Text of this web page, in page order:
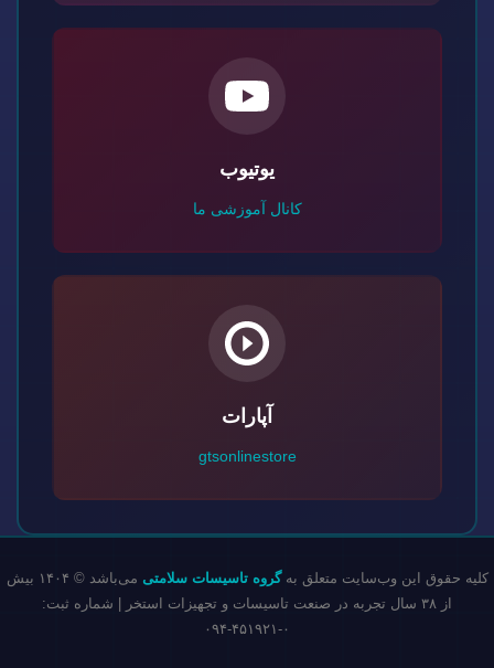
یوتیوب
کانال آموزشی ما
آپارات
gtsonlinestore
کلیه حقوق این وب‌سایت متعلق بهگروه تاسیسات سلامتی
می‌باشد © ۱۴۰۴ بیش
از ۳۸ سال تجربه در صنعت تاسیسات و تجهیزات استخر | شماره ثبت:
۰-۴۵۱۹۲۱-۰۹۴